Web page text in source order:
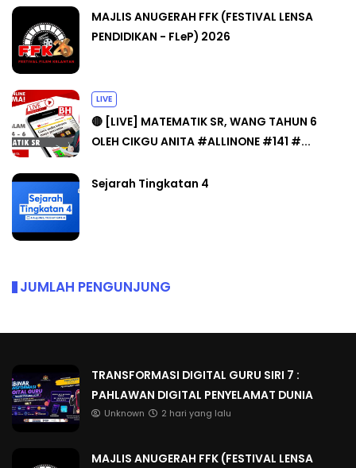
MAJLIS ANUGERAH FFK (FESTIVAL LENSA
PENDIDIKAN - FLeP) 2026
LIVE
🔴 [LIVE] MATEMATIK SR, WANG TAHUN 6
OLEH CIKGU ANITA #ALLINONE #141 #...
Sejarah Tingkatan 4
JUMLAH PENGUNJUNG
TRANSFORMASI DIGITAL GURU SIRI 7 :
PAHLAWAN DIGITAL PENYELAMAT DUNIA
Unknown 2 hari yang lalu
MAJLIS ANUGERAH FFK (FESTIVAL LENSA